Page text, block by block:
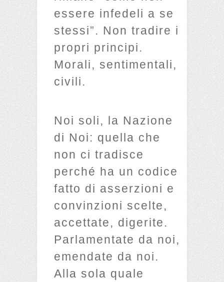
essere infedeli a se
stessi”. Non tradire i
propri principi.
Morali, sentimentali,
civili.
Noi soli, la Nazione
di Noi: quella che
non ci tradisce
perché ha un codice
fatto di asserzioni e
convinzioni scelte,
accettate, digerite.
Parlamentate da noi,
emendate da noi.
Alla sola quale